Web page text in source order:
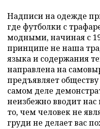
Надписи на одежде
где футболки с
модными, начиная с
принципе не наша
языка и содержания
направлена на
предъявляет
самом деле
неизбежно вводит
то, чем человек не
груди не делает вас